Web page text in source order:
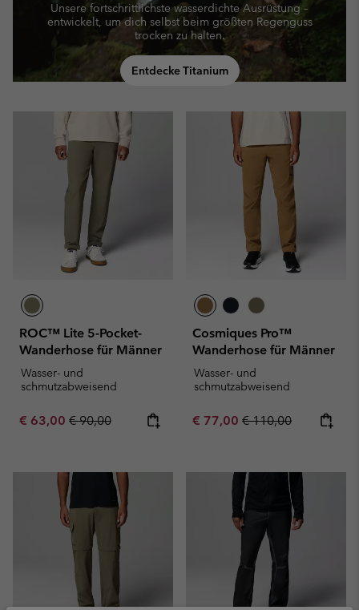
Unsere fortschrittlichste wasserdichte Ausrüstung –
entwickelt, um dich selbst beim größten Regenguss
trocken zu halten.
Entdecke Titanium
ROC™ Lite 5-Pocket-
Wanderhose für Männer
Wasser- und
schmutzabweisend
Sale price:
€ 63,00 Regular price:
€ 90,00
Cosmiques Pro™
Wanderhose für Männer
Wasser- und
schmutzabweisend
Sale price:
€ 77,00 Regular price:
€ 110,00